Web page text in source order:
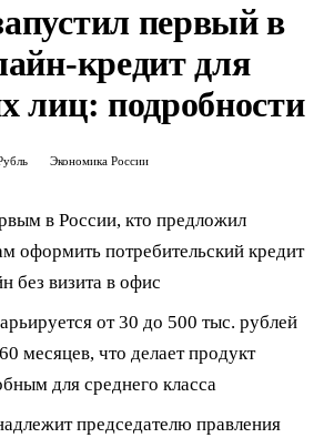
первый в
кредит для
лиц: подробности
Экономика России
в России, кто предложил
оформить потребительский кредит
без визита в офис
от 30 до 500 тыс. рублей
месяцев, что делает продукт
для среднего класса
председателю правления